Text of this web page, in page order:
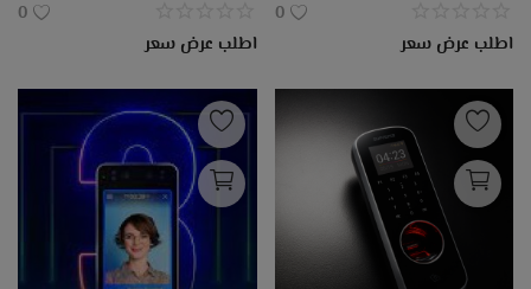
يسجل
موقع
EGP (£)
English
Arabic
0
اطلب عرض سعر
0
اطلب عرض سعر